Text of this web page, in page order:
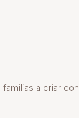
a criar con